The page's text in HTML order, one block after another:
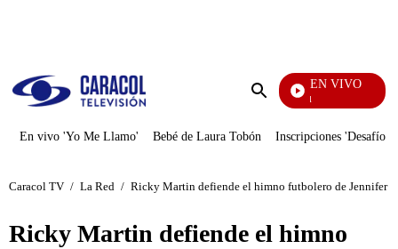
Enviar
EN VIVO
Noticias Caracol
En vivo 'Yo Me Llamo' Bebé de Laura Tobón Inscripciones 'Desafío'
Caracol TV / La Red / Ricky Martin defiende el himno futbolero de Jennifer
Ricky Martin defiende el himno